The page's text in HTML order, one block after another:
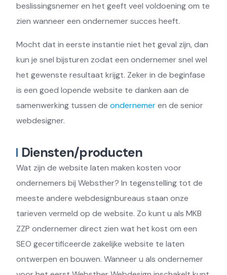
beslissingsnemer en het geeft veel voldoening om te
zien wanneer een ondernemer succes heeft.
Mocht dat in eerste instantie niet het geval zijn, dan
kun je snel bijsturen zodat een ondernemer snel wel
het gewenste resultaat krijgt. Zeker in de beginfase
is een goed lopende website te danken aan de
samenwerking tussen de ondernemeren de senior
webdesigner.
Diensten/producten
Wat zijn de website laten maken kosten voor
ondernemers bij Websther? In tegenstelling tot de
meeste andere webdesignbureaus staan onze
tarieven vermeld op de website. Zo kunt u als MKB
ZZP ondernemer direct zien wat het kost om een
SEO gecertificeerde zakelijke website te laten
ontwerpen en bouwen. Wanneer u als ondernemer